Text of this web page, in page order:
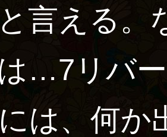
言える。
…7リバ
は、何か